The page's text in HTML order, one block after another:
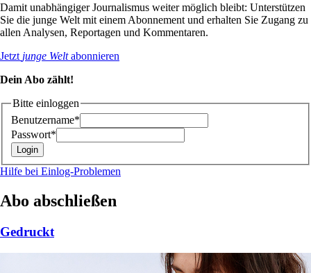
Damit unabhängiger Journalismus weiter möglich bleibt: Unterstützen
Sie die junge Welt mit einem Abonnement und erhalten Sie Zugang zu
allen Analysen, Reportagen und Kommentaren.
Jetzt junge Weltabonnieren
Dein Abo zählt!
Bitte einloggen
Benutzername*
Passwort*
Hilfe bei Einlog-Problemen
Abo abschließen
Gedruckt